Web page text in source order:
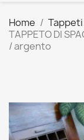
Home Tappeti
TAPPETO DI
/ argento